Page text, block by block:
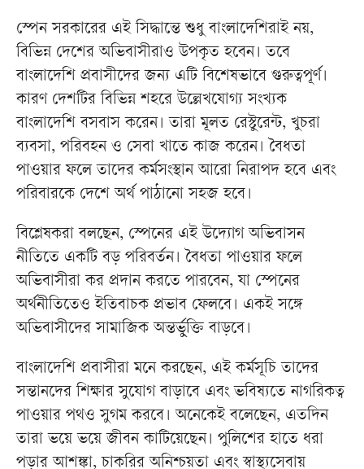
স্পেন সরকারের এই সিদ্ধান্তে শুধু বাংলাদেশিরাই নয়,
বিভিন্ন দেশের অভিবাসীরাও উপকৃত হবেন। তবে
বাংলাদেশি প্রবাসীদের জন্য এটি বিশেষভাবে গুরুত্বপূর্ণ।
কারণ দেশটির বিভিন্ন শহরে উল্লেখযোগ্য সংখ্যক
বাংলাদেশি বসবাস করেন। তারা মূলত রেস্টুরেন্ট, খুচরা
ব্যবসা, পরিবহন ও সেবা খাতে কাজ করেন। বৈধতা
পাওয়ার ফলে তাদের কর্মসংস্থান আরো নিরাপদ হবে এবং
পরিবারকে দেশে অর্থ পাঠানো সহজ হবে।
বিশ্লেষকরা বলছেন, স্পেনের এই উদ্যোগ অভিবাসন
নীতিতে একটি বড় পরিবর্তন। বৈধতা পাওয়ার ফলে
অভিবাসীরা কর প্রদান করতে পারবেন, যা স্পেনের
অর্থনীতিতেও ইতিবাচক প্রভাব ফেলবে। একই সঙ্গে
অভিবাসীদের সামাজিক অন্তর্ভুক্তি বাড়বে।
বাংলাদেশি প্রবাসীরা মনে করছেন, এই কর্মসূচি তাদের
সন্তানদের শিক্ষার সুযোগ বাড়াবে এবং ভবিষ্যতে নাগরিকত্ব
পাওয়ার পথও সুগম করবে। অনেকেই বলেছেন, এতদিন
তারা ভয়ে ভয়ে জীবন কাটিয়েছেন। পুলিশের হাতে ধরা
পড়ার আশঙ্কা, চাকরির অনিশ্চয়তা এবং স্বাস্থ্যসেবায়